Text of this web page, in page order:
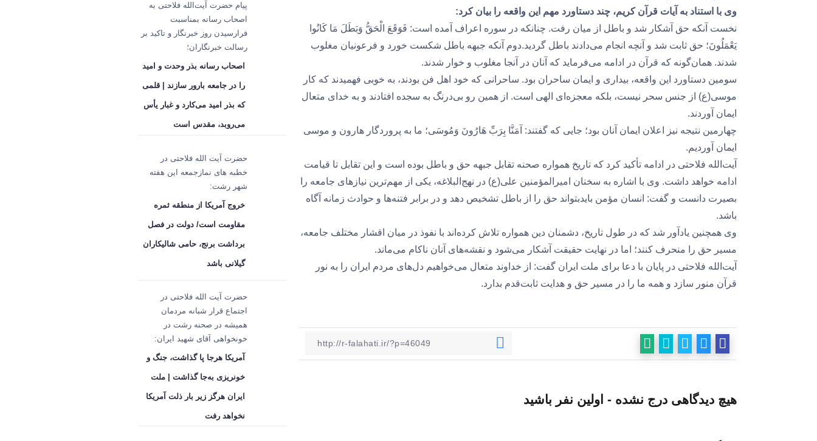
وی با استناد به آیات قرآن کریم، چند دستاورد مهم این واقعه را بیان کرد:
نخست آنکه حق آشکار شد و باطل از میان رفت. چنانکه در سوره اعراف آمده است: فَوَقَعَ الْحَقُّ وَبَطَلَ مَا کَانُوا
یَعْمَلُونَ؛ حق ثابت شد و آنچه انجام می‌دادند باطل گردید.دوم آنکه جبهه باطل شکست خورد و فرعونیان مغلوب
شدند. همان‌گونه که قرآن در ادامه می‌فرماید که آنان در آنجا مغلوب و خوار شدند.
سومین دستاورد این واقعه، بیداری و ایمان ساحران بود. ساحرانی که خود اهل فن بودند، به خوبی فهمیدند که کار
موسی(ع) از جنس سحر نیست، بلکه معجزه‌ای الهی است. از همین رو بی‌درنگ به سجده افتادند و به خدای متعال
ایمان آوردند.
چهارمین نتیجه نیز اعلان ایمان آنان بود؛ جایی که گفتند: آمَنَّا بِرَبِّ هَارُونَ وَمُوسَى؛ ما به پروردگار هارون و موسی
ایمان آوردیم.
آیت‌الله فلاحتی در ادامه تأکید کرد که تاریخ همواره صحنه تقابل جبهه حق و باطل بوده است و این تقابل تا قیامت
ادامه خواهد داشت. وی با اشاره به سخنان امیرالمؤمنین علی(ع) در نهج‌البلاغه، یکی از مهم‌ترین نیازهای جامعه را
بصیرت دانست و گفت: انسان مؤمن بایدبتواند حق را از باطل تشخیص دهد و در برابر فتنه‌ها و حوادث زمانه آگاه
باشد.
وی همچنین یادآور شد که در طول تاریخ، دشمنان دین همواره تلاش کرده‌اند با نفوذ در میان اقشار مختلف جامعه،
مسیر حق را منحرف کنند؛ اما در نهایت حقیقت آشکار می‌شود و نقشه‌های آنان ناکام می‌ماند.
آیت‌الله فلاحتی در پایان با دعا برای ملت ایران گفت: از خداوند متعال می‌خواهیم دل‌های مردم ایران را به نور
قرآن منور سازد و همه ما را در مسیر حق و هدایت ثابت‌قدم بدارد.
هیچ دیدگاهی درج نشده - اولین نفر باشید
پیام حضرت آیت‌الله فلاحتی به
اصحاب رسانه بمناسبت
فرارسیدن روز خبرنگار و تاکید بر
رسالت خبرنگاران؛
اصحاب رسانه بذر وحدت و امید
را در جامعه بارور سازند | قلمی
که بذر امید می‌کارد و غبار یأس
می‌روبد، مقدس است
حضرت آیت الله فلاحتی در
خطبه های نمازجمعه این هفته
شهر رشت:
خروج آمریکا از منطقه ثمره
مقاومت است/ دولت در فصل
برداشت برنج، حامی شالیکاران
گیلانی باشد
حضرت آیت الله فلاحتی در
اجتماع قرار شبانه مردمان
همیشه در صحنه رشت در
خونخواهی آقای شهید ایران:
آمریکا هرجا پا گذاشت، جنگ و
خونریزی به‌جا گذاشت | ملت
ایران هرگز زیر بار ذلت آمریکا
نخواهد رفت